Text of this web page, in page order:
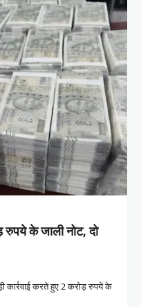
रुपये के जाली नोट, दो
कार्रवाई करते हुए 2 करोड़ रुपये के